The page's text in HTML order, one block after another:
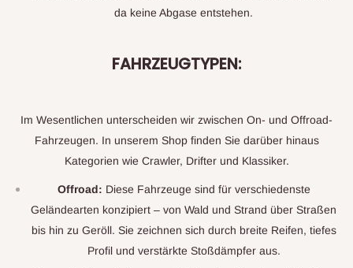
da keine Abgase entstehen.
FAHRZEUGTYPEN:
Im Wesentlichen unterscheiden wir zwischen On- und Offroad-
Fahrzeugen. In unserem Shop finden Sie darüber hinaus
Kategorien wie Crawler, Drifter und Klassiker.
Offroad: Diese Fahrzeuge sind für verschiedenste
Geländearten konzipiert – von Wald und Strand über Straßen
bis hin zu Geröll. Sie zeichnen sich durch breite Reifen, tiefes
Profil und verstärkte Stoßdämpfer aus.